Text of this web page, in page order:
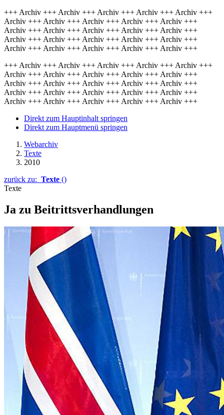
+++ Archiv +++ Archiv +++ Archiv +++ Archiv +++ Archiv +++
Archiv +++ Archiv +++ Archiv +++ Archiv +++ Archiv +++
Archiv +++ Archiv +++ Archiv +++ Archiv +++ Archiv +++
Archiv +++ Archiv +++ Archiv +++ Archiv +++ Archiv +++
Archiv +++ Archiv +++ Archiv +++ Archiv +++ Archiv +++
+++ Archiv +++ Archiv +++ Archiv +++ Archiv +++ Archiv +++
Archiv +++ Archiv +++ Archiv +++ Archiv +++ Archiv +++
Archiv +++ Archiv +++ Archiv +++ Archiv +++ Archiv +++
Archiv +++ Archiv +++ Archiv +++ Archiv +++ Archiv +++
Archiv +++ Archiv +++ Archiv +++ Archiv +++ Archiv +++
Direkt zum Hauptinhalt springen
Direkt zum Hauptmenü springen
Webarchiv
Texte
2010
zurück zu: Texte ()
Texte
Ja zu Beitrittsverhandlungen